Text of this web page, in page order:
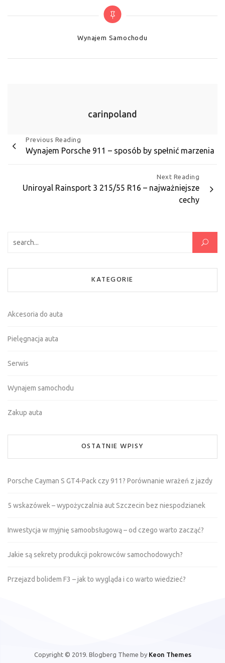
Categories
Wynajem Samochodu
carinpoland
Nawigacja
Previous Reading
Wynajem Porsche 911 – sposób by spełnić marzenia
Next Reading
Uniroyal Rainsport 3 215/55 R16 – najważniejsze
cechy
Szukaj:
KATEGORIE
Akcesoria do auta
Pielęgnacja auta
Serwis
Wynajem samochodu
Zakup auta
OSTATNIE WPISY
Porsche Cayman S GT4-Pack czy 911? Porównanie wrażeń z jazdy
5 wskazówek – wypożyczalnia aut Szczecin bez niespodzianek
Inwestycja w myjnię samoobsługową – od czego warto zacząć?
Jakie są sekrety produkcji pokrowców samochodowych?
Przejazd bolidem F3 – jak to wygląda i co warto wiedzieć?
Copyright © 2019. Blogberg Theme by Keon Themes